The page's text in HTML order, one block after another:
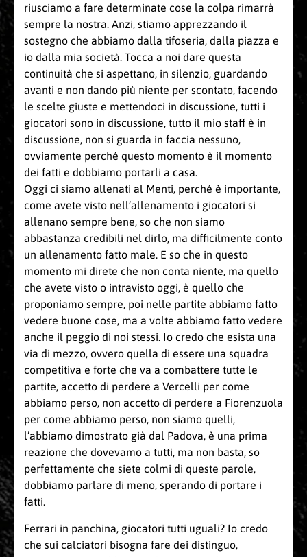
riusciamo a fare determinate cose la colpa rimarrà
sempre la nostra. Anzi, stiamo apprezzando il
sostegno che abbiamo dalla tifoseria, dalla piazza e
io dalla mia società. Tocca a noi dare questa
continuità che si aspettano, in silenzio, guardando
avanti e non dando più niente per scontato, facendo
le scelte giuste e mettendoci in discussione, tutti i
giocatori sono in discussione, tutto il mio staff è in
discussione, non si guarda in faccia nessuno,
ovviamente perché questo momento è il momento
dei fatti e dobbiamo portarli a casa.
Oggi ci siamo allenati al Menti, perché è importante,
come avete visto nell’allenamento i giocatori si
allenano sempre bene, so che non siamo
abbastanza credibili nel dirlo, ma difficilmente conto
un allenamento fatto male. E so che in questo
momento mi direte che non conta niente, ma quello
che avete visto o intravisto oggi, è quello che
proponiamo sempre, poi nelle partite abbiamo fatto
vedere buone cose, ma a volte abbiamo fatto vedere
anche il peggio di noi stessi. Io credo che esista una
via di mezzo, ovvero quella di essere una squadra
competitiva e forte che va a combattere tutte le
partite, accetto di perdere a Vercelli per come
abbiamo perso, non accetto di perdere a Fiorenzuola
per come abbiamo perso, non siamo quelli,
l’abbiamo dimostrato già dal Padova, è una prima
reazione che dovevamo a tutti, ma non basta, so
perfettamente che siete colmi di queste parole,
dobbiamo parlare di meno, sperando di portare i
fatti.
Ferrari in panchina, giocatori tutti uguali? Io credo
che sui calciatori bisogna fare dei distinguo,